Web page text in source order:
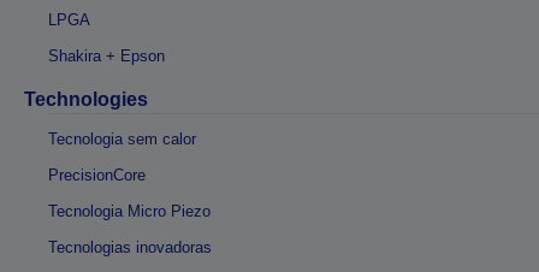
LPGA
Shakira + Epson
Technologies
Tecnologia sem calor
PrecisionCore
Tecnologia Micro Piezo
Tecnologias inovadoras